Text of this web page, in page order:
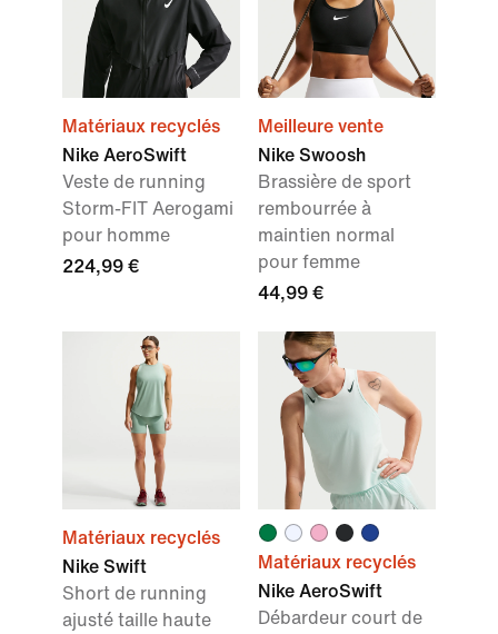
Matériaux recyclés
Nike AeroSwift
Veste de running
Storm-FIT Aerogami
pour homme
224,99 €
Meilleure vente
Nike Swoosh
Brassière de sport
rembourrée à
maintien normal
pour femme
44,99 €
Matériaux recyclés
Nike Swift
Short de running
ajusté taille haute
Matériaux recyclés
Nike AeroSwift
Débardeur court de